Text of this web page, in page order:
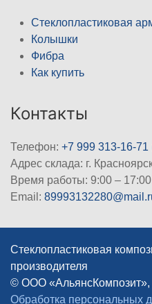
Стеклопластиковая
Колышки
Фибра
Как купить
Контакты
Телефон: +7 999 313-16-71
Адрес склада: г.
Время работы: 9:00 – 17:00
Email:
Стеклопластиковая
производителя
© ООО «АльянсКомпозит»,
Обработка персональных